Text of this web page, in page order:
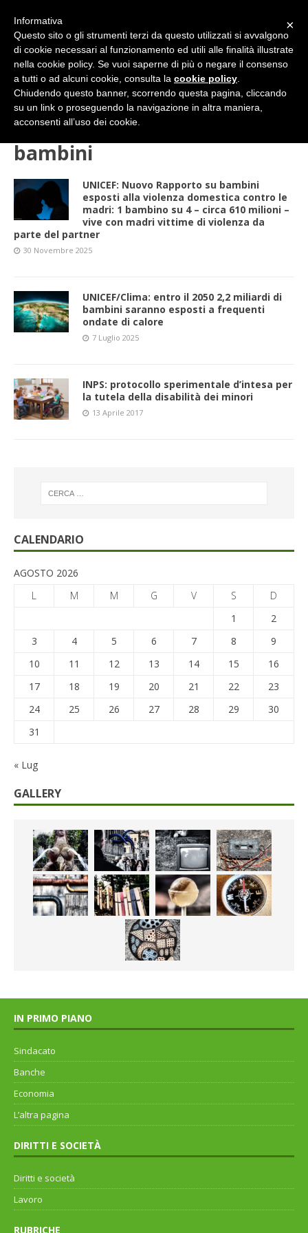
bambini
bambini
UNICEF: Nuovo Rapporto su bambini
esposti alla violenza domestica contro le
madri: 1 bambino su 4 – circa 610 milioni –
vive con madri vittime di violenza da
parte del partner
30 Novembre 2025
UNICEF/Clima: entro il 2050 2,2 miliardi di
bambini saranno esposti a frequenti
ondate di calore
7 Luglio 2025
INPS: protocollo sperimentale d’intesa per
la tutela della disabilità dei minori
13 Aprile 2017
CALENDARIO
AGOSTO 2026
L
M M G V S
D
1
2
3
4 5 6 7 8
9
10
11 12 13 14 15
16
17
18 19 20 21 22
23
24
25 26 27 28 29
30
31
« Lug
GALLERY
IN PRIMO PIANO
Sindacato
Banche
Economia
L’altra pagina
DIRITTI E SOCIETÀ
Diritti e società
Lavoro
RUBRICHE
×
Informativa
Questo sito o gli strumenti terzi da questo utilizzati si avvalgono
di cookie necessari al funzionamento ed utili alle finalità illustrate
nella cookie policy. Se vuoi saperne di più o negare il consenso
a tutti o ad alcuni cookie, consulta la cookie policy
Chiudendo questo banner, scorrendo questa pagina, cliccando
su un link o proseguendo la navigazione in altra maniera,
acconsenti all’uso dei cookie.